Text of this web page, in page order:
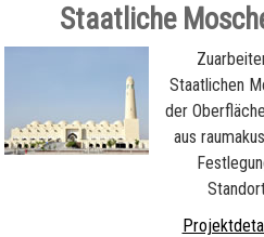
Staatliche
Staatlichen
der
aus